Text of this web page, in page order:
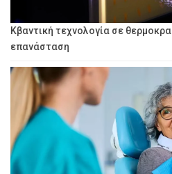
Κβαντική τεχνολογία σε
επανάσταση